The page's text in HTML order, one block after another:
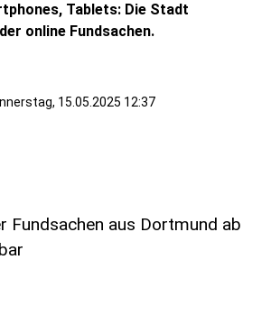
Tablets: Die Stadt
online Fundsachen.
15.05.2025 12:37
Fundsachen aus Dortmund ab